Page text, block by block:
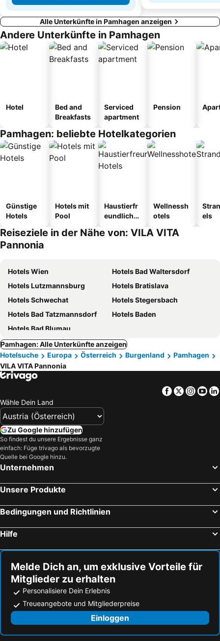
Alle Unterkünfte in Pamhagen anzeigen
Andere Unterkünfte in Pamhagen
Hotel
Bed and
Breakfasts
Serviced
apartment
Pension
Pamhagen: beliebte Hotelkategorien
Günstige
Hotels
Hotels mit
Pool
Haustierfr
eundliche
Wellnessh
otels
els
Reiseziele in der Nähe von: VILA VITA
Pannonia
Hotels Wien
Hotels Bad Waltersdorf
Hotels Lutzmannsburg
Hotels Bratislava
Hotels Schwechat
Hotels Stegersbach
Hotels Bad Tatzmannsdorf
Hotels Baden
Hotels Bad Blumau
Pamhagen: Alle Unterkünfte anzeigen
Hotelsuche
Europa Österreich Burgenland
Pamhagen
VILA VITA Pannonia
Facebook
Twitter
Wähle Dein Land
Zu Google hinzufügen
So findest du unsere Ergebnisse ganz
einfach: Füge trivago als bevorzugte
Quelle bei Google hinzu.
Unternehmen
Unsere Produkte
Bedingungen und Richtlinien
Hilfe
Melde Dich an, um exklusive Vorteile für
Mitglieder zu erhalten
Personalisiere Dein Erlebnis
Treueangebote und Mitgliederpreise
Einloggen